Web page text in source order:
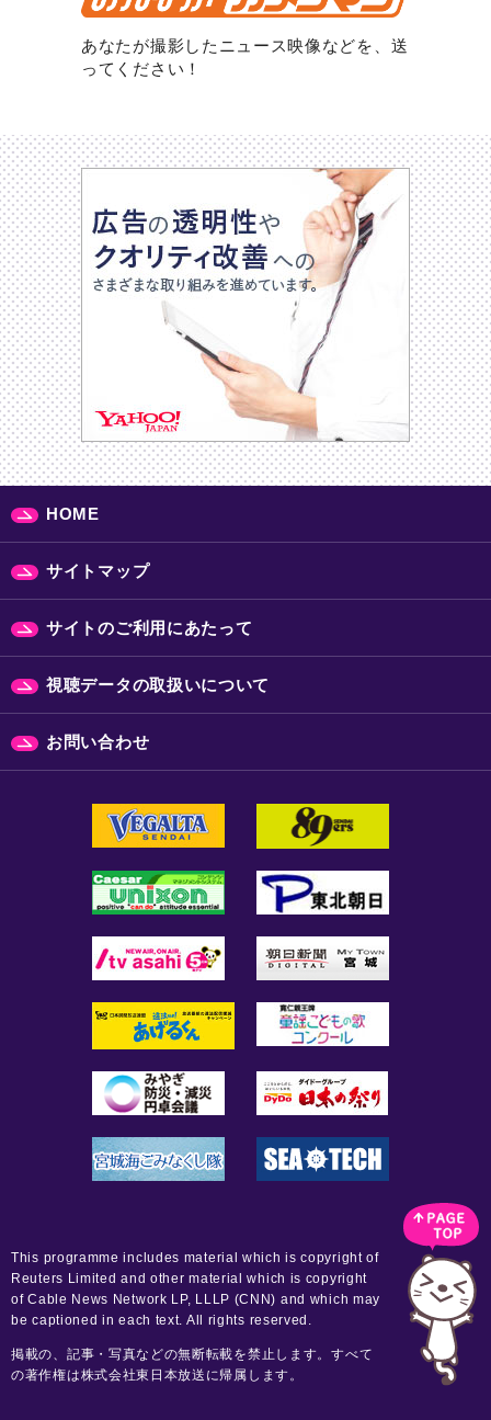
あなたが撮影したニュース映像などを、送
ってください！
HOME
サイトマップ
サイトのご利用にあたって
視聴データの取扱いについて
お問い合わせ
This programme includes material which is copyright of
Reuters Limited and other material which is copyright
of Cable News Network LP, LLLP (CNN) and which may
be captioned in each text. All rights reserved.
掲載の、記事・写真などの無断転載を禁止します。すべて
の著作権は株式会社東日本放送に帰属します。